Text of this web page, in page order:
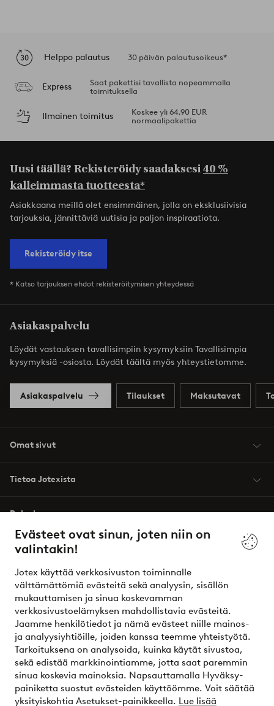
Evästeet ovat sinun, joten niin on
valintakin!
Jotex käyttää verkkosivuston toiminnalle
välttämättömiä evästeitä sekä analyysin, sisällön
mukauttamisen ja sinua koskevamman
verkkosivustoelämyksen mahdollistavia evästeitä.
Jaamme henkilötiedot ja nämä evästeet niille mainos-
ja analyysiyhtiöille, joiden kanssa teemme yhteistyötä.
Tarkoituksena on analysoida, kuinka käytät sivustoa,
sekä edistää markkinointiamme, jotta saat paremmin
sinua koskevia mainoksia. Napsauttamalla Hyväksy-
painiketta suostut evästeiden käyttöömme. Voit säätää
yksityiskohtia Asetukset-painikkeella. Lue lisää
Helppo palautus 30 päivän palautusoikeus*
Express
Saat pakettisi tavallista nopeammalla
toimituksella
Ilmainen toimitus
Koskee yli 64,90 EUR
normaalipakettia
Uusi täällä? Rekisteröidy saadaksesi40 %
kalleimmasta tuotteesta*
Asiakkaana meillä olet ensimmäinen, jolla on eksklusiivisia
tarjouksia, jännittäviä uutisia ja paljon inspiraatiota.
Rekisteröidy itse
* Katso tarjouksen ehdot rekisteröitymisen yhteydessä
Asiakaspalvelu
Löydät vastauksen tavallisimpiin kysymyksiin Tavallisimpia
kysymyksiä -osiosta. Löydät täältä myös yhteystietomme.
Asiakaspalvelu Tilaukset Maksutavat
Omat sivut
Tietoa Jotexista
Palvelumme
Ehdot
Ystävät
Turvalliset maksut – maksa nyt tai erissä
Haluatko tietää lisää maksuvaihtoehdoistamme?
elpy